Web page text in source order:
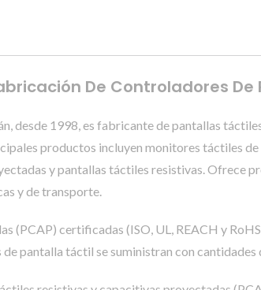
De Controladores
1998, es fabricante de pantallas
productos incluyen monitores táctiles
y pantallas táctiles resistivas. Ofrece
y de transporte.
(PCAP) certificadas (ISO, UL, REACH y
pantalla táctil se suministran con